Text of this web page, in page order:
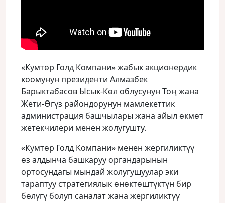
«Кумтөр Голд Компани» жабык акционердик
коомунун президенти Алмазбек
Барыктабасов Ысык-Көл облусунун Тоң жана
Жети-Өгүз райондорунун мамлекеттик
администрация башчылары жана айыл өкмөт
жетекчилери менен жолугушту.
«Кумтөр Голд Компани» менен жергиликтүү
өз алдынча башкаруу органдарынын
ортосундагы мындай жолугушуулар эки
тараптуу стратегиялык өнөктөштүктүн бир
бөлүгү болуп саналат жана жергиликтүү